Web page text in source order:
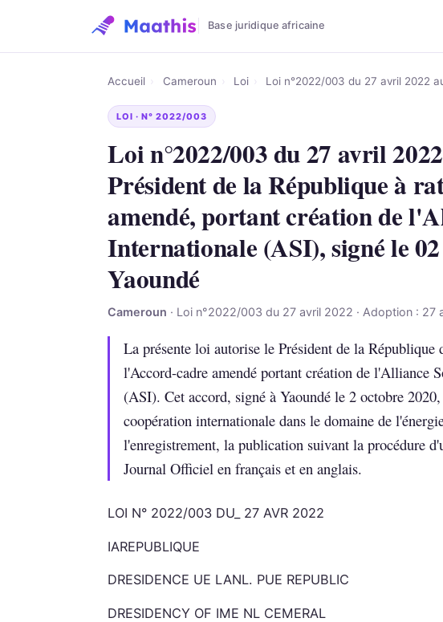
Base juridique africaine
Accueil Cameroun Loi Loi n°2022/003 du 27 avril 2022
LOI · N° 2022/003
Loi n°2022/003 du 27 avril
Président de la République à
amendé, portant création de
Internationale (ASI), signé le
Yaoundé
Cameroun · Loi n°2022/003 du 27 avril 2022 · Adoption : 27
La présente loi autorise le Président de la République
l'Accord-cadre amendé portant création de l'Alliance
(ASI). Cet accord, signé à Yaoundé le 2 octobre
coopération internationale dans le domaine de
l'enregistrement, la publication suivant la procédure
Journal Officiel en français et en anglais.
LOI N° 2022/003 DU_ 27 AVR 2022
IAREPUBLIQUE
DRESIDENCE UE LANL. PUE REPUBLIC
DRESIDENCY OF IME NL CEMERAL